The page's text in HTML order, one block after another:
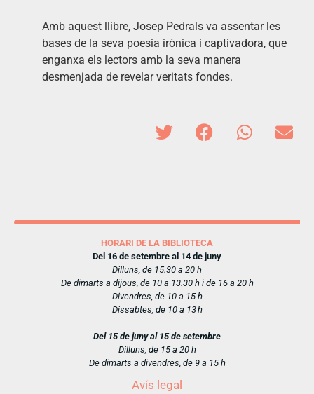
Amb aquest llibre, Josep Pedrals va assentar les
bases de la seva poesia irònica i captivadora, que
enganxa els lectors amb la seva manera
desmenjada de revelar veritats fondes.
HORARI DE LA BIBLIOTECA
Del 16 de setembre al 14 de juny
Dilluns, de 15.30 a 20 h
De dimarts a dijous, de 10 a 13.30 h i de 16 a 20 h
Divendres, de 10 a 15 h
Dissabtes, de 10 a 13 h
Del 15 de juny al 15 de setembre
Dilluns, de 15 a 20 h
De dimarts a divendres, de 9 a 15 h
Avís legal